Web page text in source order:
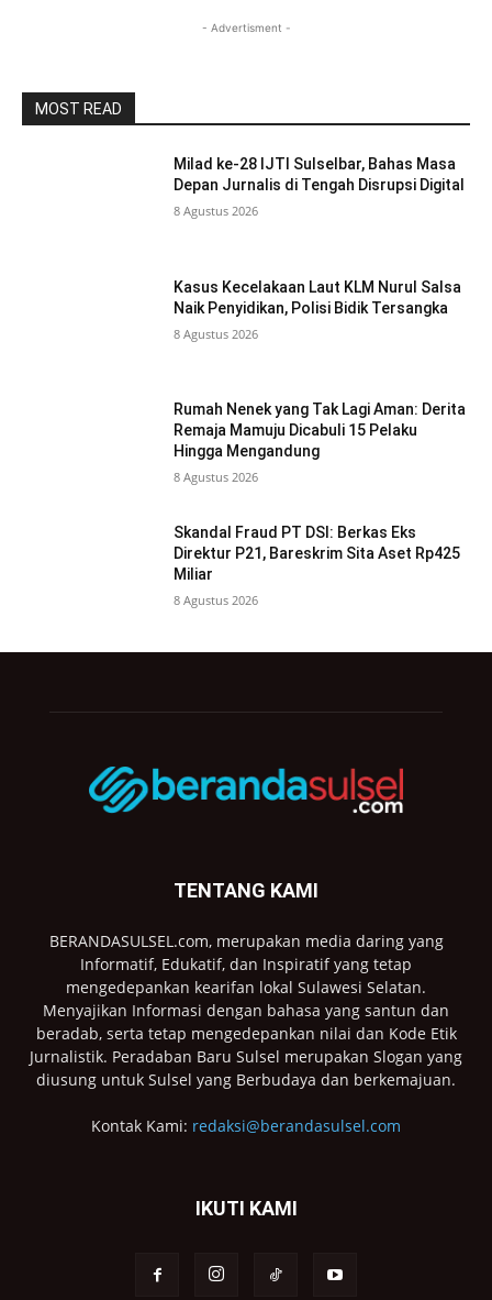
- Advertisment -
MOST READ
Milad ke-28 IJTI Sulselbar, Bahas Masa
Depan Jurnalis di Tengah Disrupsi Digital
8 Agustus 2026
Kasus Kecelakaan Laut KLM Nurul Salsa
Naik Penyidikan, Polisi Bidik Tersangka
8 Agustus 2026
Rumah Nenek yang Tak Lagi Aman: Derita
Remaja Mamuju Dicabuli 15 Pelaku
Hingga Mengandung
8 Agustus 2026
Skandal Fraud PT DSI: Berkas Eks
Direktur P21, Bareskrim Sita Aset Rp425
Miliar
8 Agustus 2026
TENTANG KAMI
BERANDASULSEL.com, merupakan media daring yang
Informatif, Edukatif, dan Inspiratif yang tetap
mengedepankan kearifan lokal Sulawesi Selatan.
Menyajikan Informasi dengan bahasa yang santun dan
beradab, serta tetap mengedepankan nilai dan Kode Etik
Jurnalistik. Peradaban Baru Sulsel merupakan Slogan yang
diusung untuk Sulsel yang Berbudaya dan berkemajuan.
Kontak Kami: redaksi@berandasulsel.com
IKUTI KAMI